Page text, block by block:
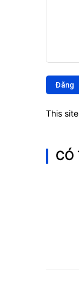
luận:
This
CÓ